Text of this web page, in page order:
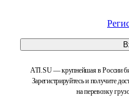
ATI.SU — крупнейшая в России
Зарегистрируйтесь и получите
на перевозку